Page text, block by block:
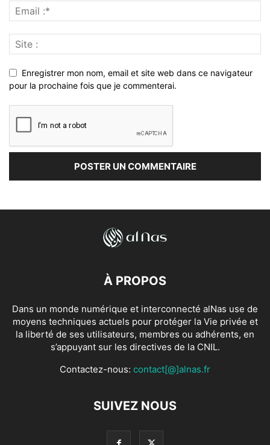
Enregistrer mon nom, email et site web dans ce navigateur
pour la prochaine fois que je commenterai.
À PROPOS
Dans un monde numérique et interconnecté alNas use de
moyens techniques actuels pour protéger la Vie privée et
la liberté de ses utilisateurs, membres ou adhérents, en
s’appuyant sur les directives de la CNIL.
Contactez-nous: contact[@]alnas.fr
SUIVEZ NOUS